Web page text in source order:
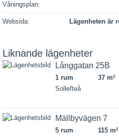
Våningsplan:
Websida:
Lägenheten är
Liknande lägenheter
Långgatan 25B
1 rum 37 m2
Sollefteå
Mällbyvägen 7
5 rum 115 m2